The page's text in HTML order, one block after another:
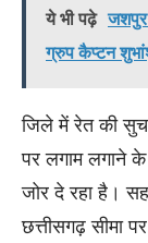
ये भी पढ़े जशपुर
ग्रुप कैप्टन
​जिले में रेत की
पर लगाम लगाने
जोर दे रहा है।
छत्तीसगढ़ सीमा